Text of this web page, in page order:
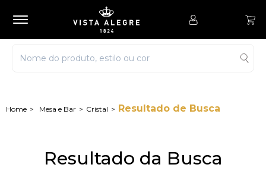
Mesa e Bar Cristal Resultado de Busca
Resultado da Busca